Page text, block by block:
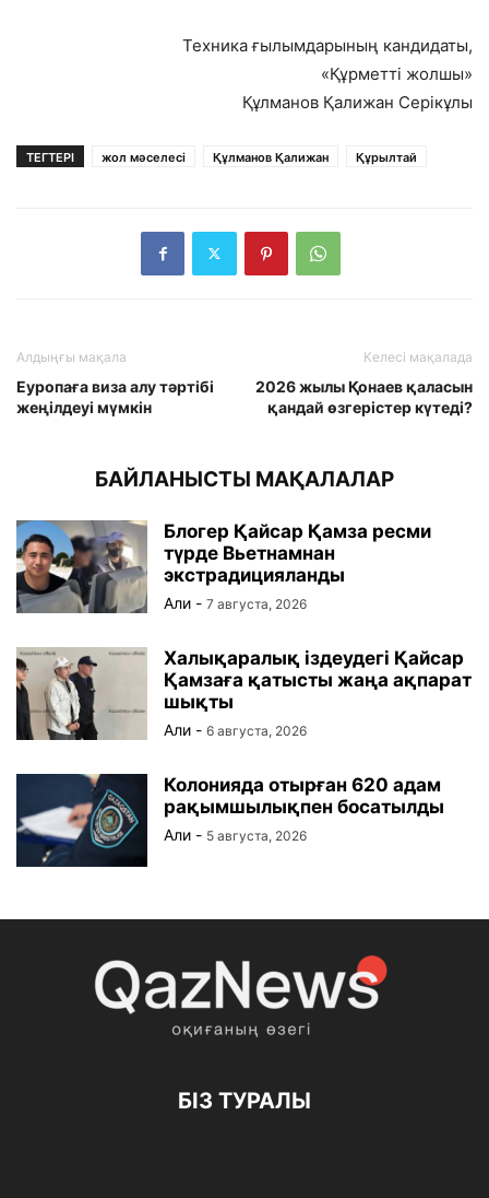
Техника ғылымдарының кандидаты,
«Құрметті жолшы»
Құлманов Қалижан Серікұлы
ТЕГТЕРІ жол мәселесі Құлманов Қалижан Құрылтай
Алдыңғы мақала
Еуропаға виза алу тәртібі
жеңілдеуі мүмкін
Келесі мақалада
2026 жылы Қонаев қаласын
қандай өзгерістер күтеді?
БАЙЛАНЫСТЫ МАҚАЛАЛАР
Блогер Қайсар Қамза ресми
түрде Вьетнамнан
экстрадицияланды
Али - 7 августа, 2026
Халықаралық іздеудегі Қайсар
Қамзаға қатысты жаңа ақпарат
шықты
Али - 6 августа, 2026
Колонияда отырған 620 адам
рақымшылықпен босатылды
Али - 5 августа, 2026
БІЗ ТУРАЛЫ